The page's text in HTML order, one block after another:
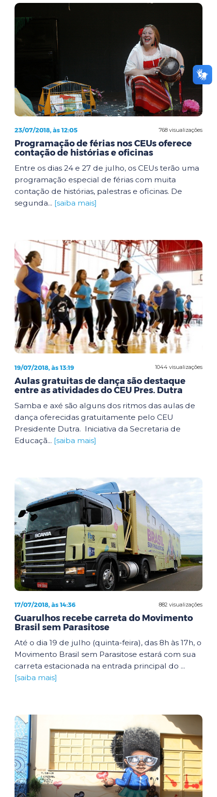
768 visualizações
23/07/2018, às 12:05
Programação de férias nos CEUs oferece
contação de histórias e oficinas
Entre os dias 24 e 27 de julho, os CEUs terão uma
programação especial de férias com muita
contação de histórias, palestras e oficinas. De
segunda... [saiba mais]
1044 visualizações
19/07/2018, às 13:19
Aulas gratuitas de dança são destaque
entre as atividades do CEU Pres. Dutra
Samba e axé são alguns dos ritmos das aulas de
dança oferecidas gratuitamente pelo CEU
Presidente Dutra. Iniciativa da Secretaria de
Educaçã... [saiba mais]
882 visualizações
17/07/2018, às 14:36
Guarulhos recebe carreta do Movimento
Brasil sem Parasitose
Até o dia 19 de julho (quinta-feira), das 8h às 17h, o
Movimento Brasil sem Parasitose estará com sua
carreta estacionada na entrada principal do ...
[saiba mais]